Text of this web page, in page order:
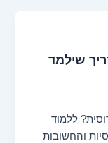
שילמד
ללמוד
והחשובות